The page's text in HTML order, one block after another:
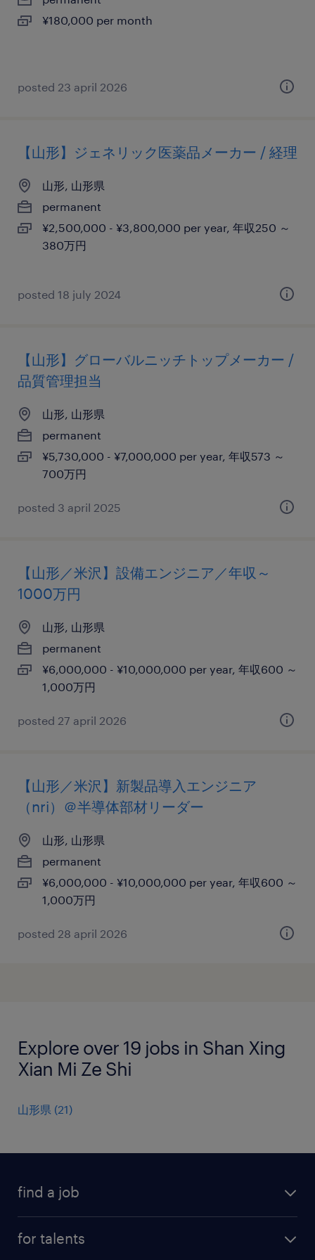
¥180,000 per month
posted 23 april 2026
【山形】ジェネリック医薬品メーカー / 経理
山形, 山形県
permanent
¥2,500,000 - ¥3,800,000 per year, 年収250 ～
380万円
posted 18 july 2024
【山形】グローバルニッチトップメーカー /
品質管理担当
山形, 山形県
permanent
¥5,730,000 - ¥7,000,000 per year, 年収573 ～
700万円
posted 3 april 2025
【山形／米沢】設備エンジニア／年収～
1000万円
山形, 山形県
permanent
¥6,000,000 - ¥10,000,000 per year, 年収600 ～
1,000万円
posted 27 april 2026
【山形／米沢】新製品導入エンジニア
（nri）＠半導体部材リーダー
山形, 山形県
permanent
¥6,000,000 - ¥10,000,000 per year, 年収600 ～
1,000万円
posted 28 april 2026
Explore over 19 jobs in Shan Xing
Xian Mi Ze Shi
山形県 (21)
find a job
for talents